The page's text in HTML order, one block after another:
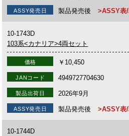
ASSY発売日 製品発売後 >ASSY表
10-1743D
103系<カナリア>4両セット
価格 ￥10,450
JANコード 4949727704630
製品出荷日 2026年9月
ASSY発売日 製品発売後 >ASSY表
10-1744D